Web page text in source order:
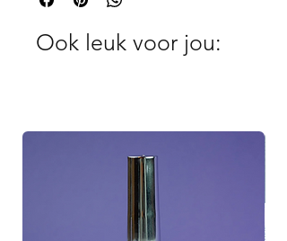
Ook leuk voor jou: